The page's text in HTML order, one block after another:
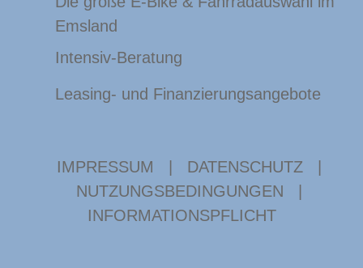
Emsland
Intensiv-Beratung
Leasing- und Finanzierungsangebote
IMPRESSUM DATENSCHUTZ
NUTZUNGSBEDINGUNGEN
INFORMATIONSPFLICHT